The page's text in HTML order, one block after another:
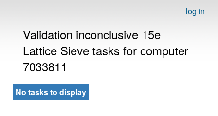
log in
Validation inconclusive 15e
Lattice Sieve tasks for computer
7033811
No tasks to display